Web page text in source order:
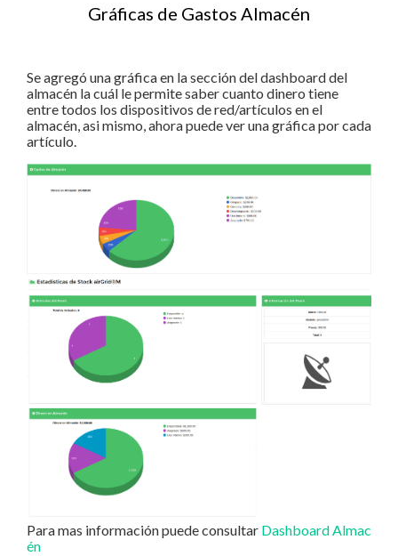
Gráficas de Gastos Almacén
Se agregó una gráfica en la sección del dashboard del
almacén la cuál le permite saber cuanto dinero tiene
entre todos los dispositivos de red/artículos en el
almacén, asi mismo, ahora puede ver una gráfica por cada
artículo.
Para mas información puede consultar Dashboard Almac
én